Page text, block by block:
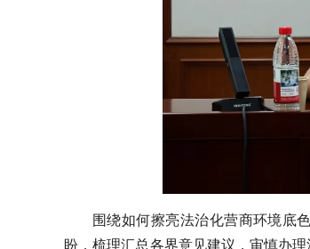
围绕如何擦亮法治化营商环境底
盼，梳理汇总各界意见建议，审慎办